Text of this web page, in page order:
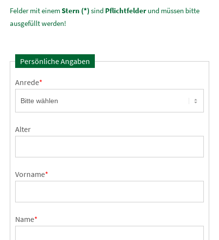
Felder mit einemStern (*) sind Pflichtfelder und müssen bitte
ausgefüllt werden!
Persönliche Angaben
Anrede*
Alter
Vorname*
Name*